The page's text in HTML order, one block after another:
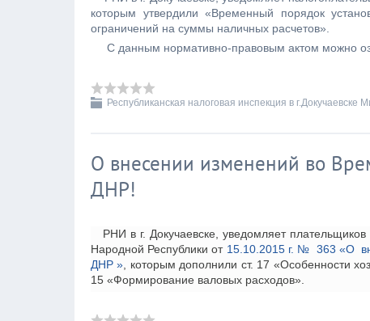
которым утвердили «Временный порядок
ограничений на суммы наличных расчетов».
С данным нормативно-правовым актом можно
Республиканская налоговая инспекция в г.Докучаевске
О внесении изменений во
ДНР!
РНИ в г. Докучаевске, уведомляет
Народной Республики от 15.10.2015 г. № 363 «О
ДНР » , которым дополнили ст. 17 «Особенности
15 «Формирование валовых расходов».